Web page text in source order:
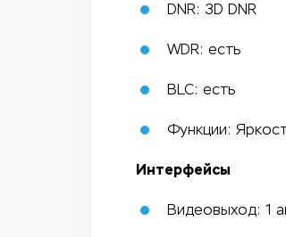
DNR: 3D DNR
WDR: есть
BLC: есть
Функции:
Интерфейсы
Видеовыход: 1